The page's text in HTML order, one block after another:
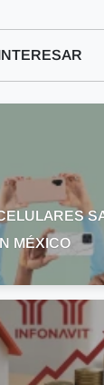
MÉXICO